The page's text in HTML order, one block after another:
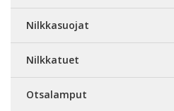
Nilkkasuojat
Nilkkatuet
Otsalamput